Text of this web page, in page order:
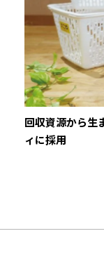
回収資源から生
ィに採用